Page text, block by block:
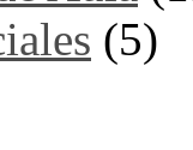
(5)